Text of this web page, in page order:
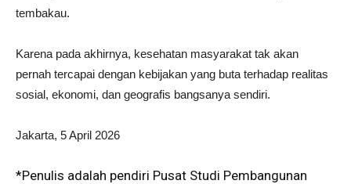
tembakau.
Karena pada akhirnya, kesehatan masyarakat tak akan
pernah tercapai dengan kebijakan yang buta terhadap realitas
sosial, ekonomi, dan geografis bangsanya sendiri.
Jakarta, 5 April 2026
*Penulis adalah pendiri Pusat Studi Pembangunan